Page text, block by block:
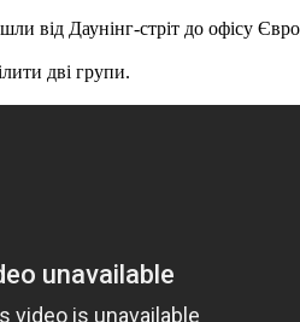
від Даунінг-стріт до офісу
дві групи.